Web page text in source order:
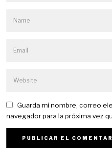
Guarda mi nombre, correo
navegador para la próxima vez